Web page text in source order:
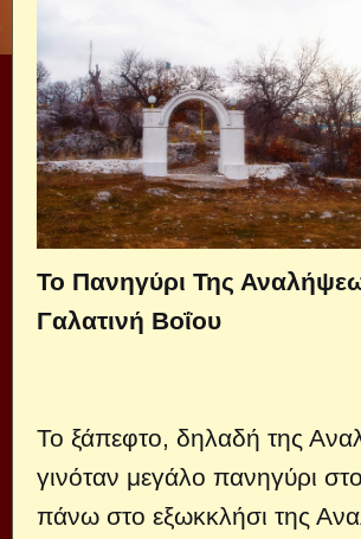
Το Πανηγύρι Της
Γαλατινή Βοΐου
Το ξάπεφτο, δηλαδή της
γινόταν μεγάλο πανηγύρι
πάνω στο εξωκκλήσι της